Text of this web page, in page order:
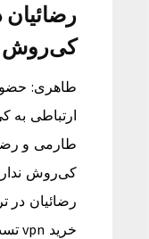
رضائیان
کی‌روش
طاهری:
ارتباطی به
طارمی و
کی‌روش
رضائیان در
خرید vpn تست اکانت اسکای نیوز